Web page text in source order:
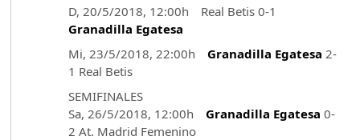
D, 20/5/2018, 12:00h Real Betis 0-1
Granadilla Egatesa
Mi, 23/5/2018, 22:00h Granadilla Egatesa 2-
1 Real Betis
SEMIFINALES
Sa, 26/5/2018, 12:00h Granadilla Egatesa 0-
2 At. Madrid Femenino